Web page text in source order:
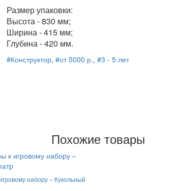
Размер упаковки:
Высота - 830 мм;
Ширина - 415 мм;
Глубина - 420 мм.
#Конструктор, #от 5000 р., #3 - 5 лет
Похожие товары
набору – Кукольный